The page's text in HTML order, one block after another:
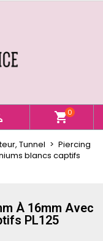
shopping_cart0
Tunnel
Piercing
blancs captifs
À 16mm Avec
PL125
une liste d'envies
des produits
Connexion